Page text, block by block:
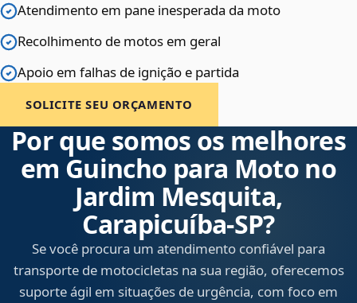
Atendimento em pane inesperada da moto
Recolhimento de motos em geral
Apoio em falhas de ignição e partida
SOLICITE SEU ORÇAMENTO
Por que somos os melhores
em Guincho para Moto no
Jardim Mesquita,
Carapicuíba‑SP?
Se você procura um atendimento confiável para
transporte de motocicletas na sua região, oferecemos
suporte ágil em situações de urgência, com foco em